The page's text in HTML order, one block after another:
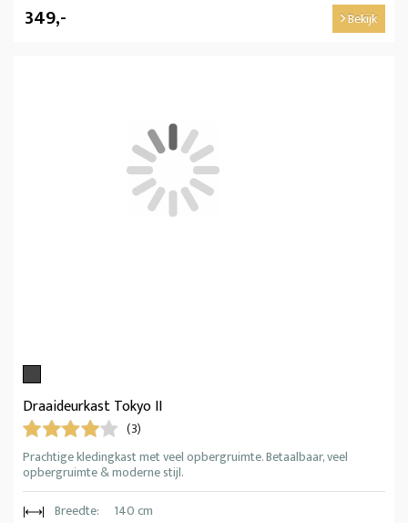
349,- Bekijk
Draaideurkast Tokyo II
(3)
Prachtige kledingkast met veel opbergruimte. Betaalbaar, veel
opbergruimte & moderne stijl.
Breedte:
140 cm